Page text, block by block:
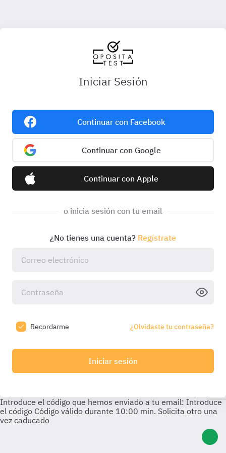
Iniciar Sesión
Continuar con Facebook
Continuar con Google
Continuar con Apple
o inicia sesión con tu email
¿No tienes una cuenta? Regístrate
Recordarme ¿Olvidaste tu contraseña?
Iniciar sesión
Introduce el código que hemos enviado a tu email: Introduce
el código Código válido durante 10:00 min. Solicita otro una
vez caducado